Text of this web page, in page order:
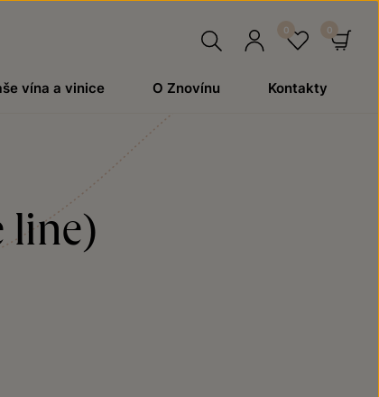
vína a vinice O Znovínu Kontakty
line)